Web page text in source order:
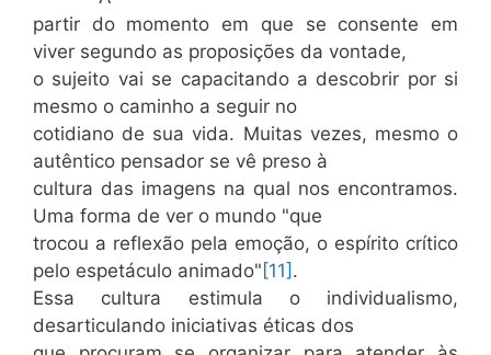
partir do momento em que se consente em
viver segundo as proposições da vontade,
o sujeito vai se capacitando a descobrir por si
mesmo o caminho a seguir no
cotidiano de sua vida. Muitas vezes, mesmo o
autêntico pensador se vê preso à
cultura das imagens na qual nos encontramos.
Uma forma de ver o mundo "que
trocou a reflexão pela emoção, o espírito crítico
pelo espetáculo animado" [11] .
Essa cultura estimula o individualismo,
desarticulando iniciativas éticas dos